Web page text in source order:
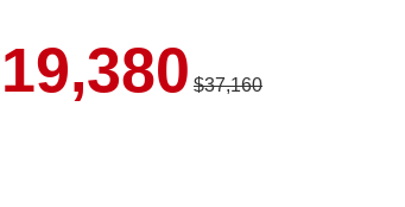
19,380 $37,160